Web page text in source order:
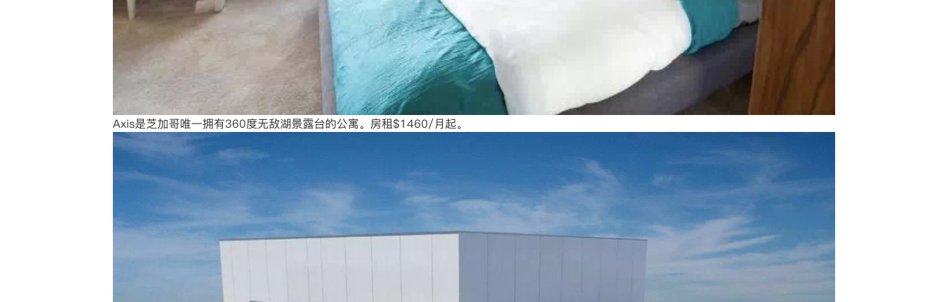
Axis是芝加哥唯一拥有360度无敌湖景露台的公寓。房租$1460/月起。